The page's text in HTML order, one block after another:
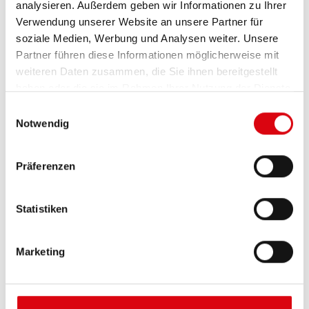
analysieren. Außerdem geben wir Informationen zu Ihrer
Verwendung unserer Website an unsere Partner für
soziale Medien, Werbung und Analysen weiter. Unsere
Partner führen diese Informationen möglicherweise mit
weiteren Daten zusammen, die Sie ihnen bereitgestellt
Notwendig
Präferenzen
Statistiken
Marketing
Weitere Artikel zu diesem Thema
Was bedeutet Eco-Roll(ing)?